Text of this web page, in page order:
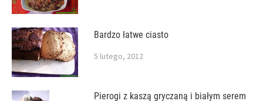
Bardzo łatwe ciasto
5 lutego, 2012
Pierogi z kaszą gryczaną i białym serem